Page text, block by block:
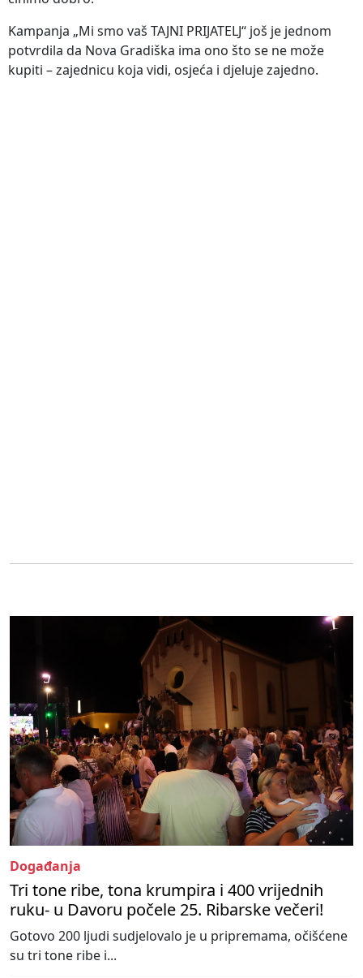
Kampanja „Mi smo vaš TAJNI PRIJATELJ“ još je jednom
potvrdila da Nova Gradiška ima ono što se ne može
kupiti – zajednicu koja vidi, osjeća i djeluje zajedno.
Događanja
Tri tone ribe, tona krumpira i 400 vrijednih
ruku- u Davoru počele 25. Ribarske večeri!
Gotovo 200 ljudi sudjelovalo je u pripremama, očišćene
su tri tone ribe i...